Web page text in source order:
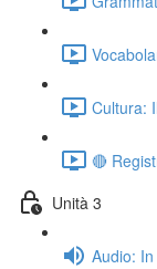
Cultura:
🔴
Unità 3
Audio: